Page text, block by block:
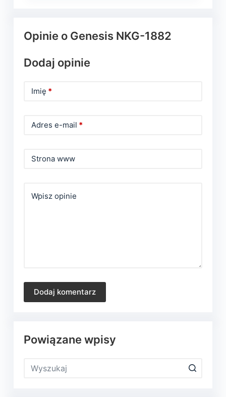
Opinie o Genesis NKG-1882
Dodaj opinie
Imię *
Adres e-mail *
Strona www
Wpisz opinie
Dodaj komentarz
Powiązane wpisy